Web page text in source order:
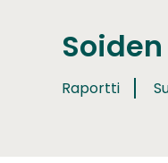
Raportti